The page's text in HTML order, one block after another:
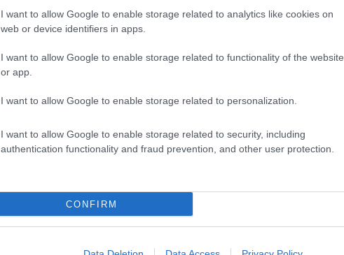
I want to allow Google to enable storage related to analytics like cookies on
web or device identifiers in apps.
I want to allow Google to enable storage related to functionality of the website
or app.
I want to allow Google to enable storage related to personalization.
I want to allow Google to enable storage related to security, including
authentication functionality and fraud prevention, and other user protection.
CONFIRM
Με ένα αυτογκόλ του Μάτιπ στις
καθυστερήσεις η Τότεναμ επικράτησε
2-1 της Λίβερπουλ που έπαιζε με
εννέα παίκτες
Αθλητισμός|16.09.2023 19:30
Σίτι με ανατροπή, ασύλληπτο
come back και η Τότεναμ στο
«τρένο» της Μπράιτον
Σίτι, Τότεναμ και Λίβερπουλ νίκησαν
με ανατροπές, την ώρα που η
Γιουνάιτεντ υπέστη βαριά ήττα απ'